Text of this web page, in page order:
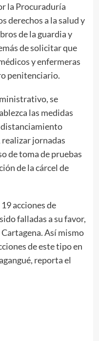
la Procuraduría
derechos a la salud y
de la guardia y
de solicitar que
y enfermeras
penitenciario.
se
las medidas
jornadas
de toma de pruebas
de la cárcel de
acciones de
falladas a su favor,
Así mismo
de este tipo en
reporta el